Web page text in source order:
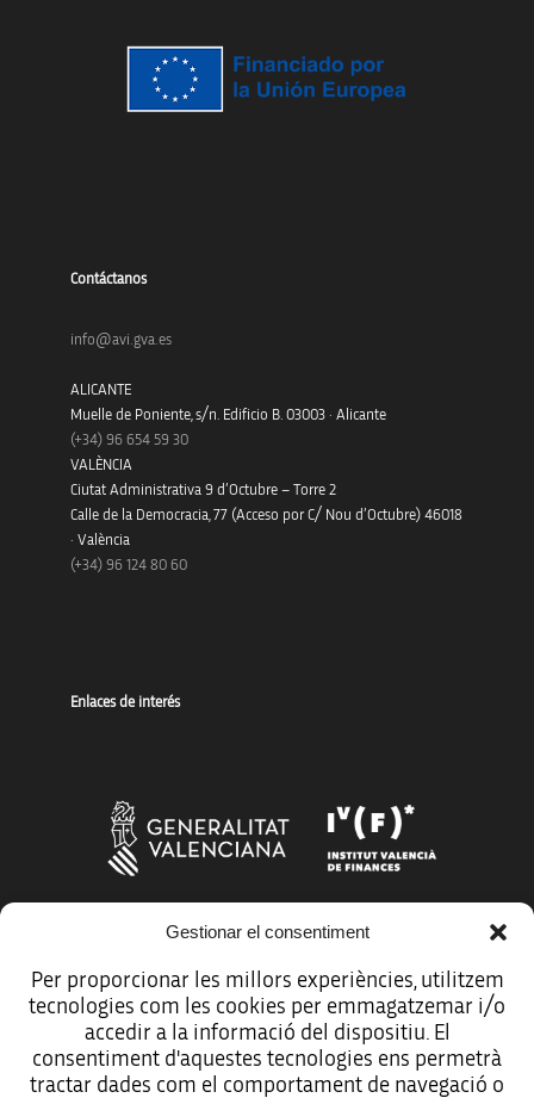
Gestionar el consentiment
Per proporcionar les millors experiències, utilitzem
tecnologies com les cookies per emmagatzemar i/o
accedir a la informació del dispositiu. El
consentiment d'aquestes tecnologies ens permetrà
tractar dades com el comportament de navegació o
Contáctanos
info@avi.gva.es
ALICANTE
Muelle de Poniente, s/n. Edificio B. 03003 · Alicante
(+34) 96 654 59 30
VALÈNCIA
Ciutat Administrativa 9 d’Octubre – Torre 2
Calle de la Democracia, 77 (Acceso por C/ Nou d’Octubre) 46018
· València
(+34) 96 124 80 60
Enlaces de interés